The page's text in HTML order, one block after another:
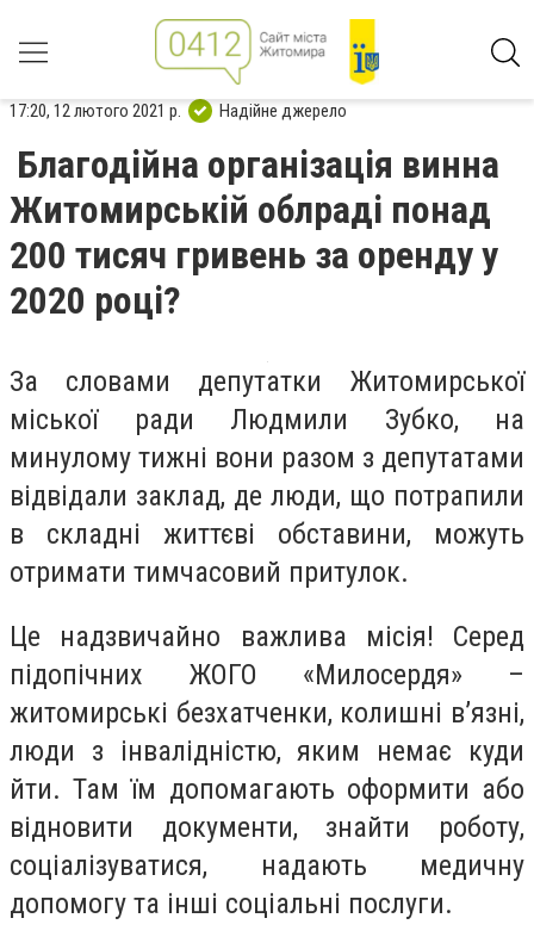
17:20, 12 лютого 2021 р. Надійне джерело
Благодійна організація винна
Житомирській облраді понад
200 тисяч гривень за оренду у
2020 році?
За словами депутатки Житомирської
міської ради Людмили Зубко, на
минулому тижні вони разом з депутатами
відвідали заклад, де люди, що потрапили
в складні життєві обставини, можуть
отримати тимчасовий притулок.
Це надзвичайно важлива місія! Серед
підопічних ЖОГО «Милосердя» –
житомирські безхатченки, колишні в’язні,
люди з інвалідністю, яким немає куди
йти. Там їм допомагають оформити або
відновити документи, знайти роботу,
соціалізуватися, надають медичну
допомогу та інші соціальні послуги.